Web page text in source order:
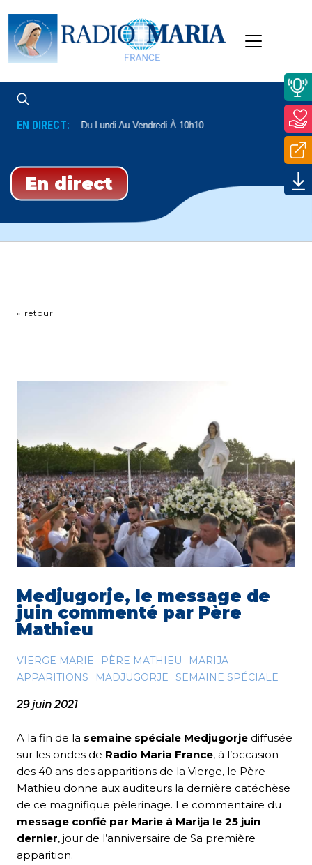
EN DIRECT:
Père Mathieu Du Lundi Au Vendredi À 10h10
En direct
« retour
Medjugorje, le message de
juin commenté par Père
Mathieu
VIERGE MARIE PÈRE MATHIEU
MARIJA
APPARITIONS
MADJUGORJE SEMAINE SPÉCIALE
29 juin 2021
A la fin de la semaine spéciale Medjugorje diffusée
sur les ondes de Radio Maria France, à l’occasion
des 40 ans des apparitions de la Vierge, le Père
Mathieu donne aux auditeurs la dernière catéchèse
de ce magnifique pèlerinage. Le commentaire du
message confié par Marie à Marija le 25 juin
dernier, jour de l’anniversaire de Sa première
apparition.